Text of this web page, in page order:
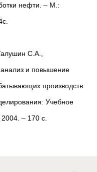
нефти. – М.:
С.А.,
и повышение
производств
Учебное
– 170 с.